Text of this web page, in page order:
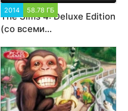
2014 58.78 ГБ
The Sims 4: Deluxe Edition
(со всеми